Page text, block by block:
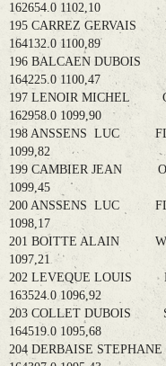
162654.0 1102,10
195 CARREZ GERVAIS
164132.0 1100,89
196 BALCAEN DUBOIS
164225.0 1100,47
197 LENOIR MICHEL
162958.0 1099,90
198 ANSSENS LUC
1099,82
199 CAMBIER JEAN
1099,45
200 ANSSENS LUC
1098,17
201 BOITTE ALAIN
1097,21
202 LEVEQUE LOUIS
163524.0 1096,92
203 COLLET DUBOIS
164519.0 1095,68
204 DERBAISE